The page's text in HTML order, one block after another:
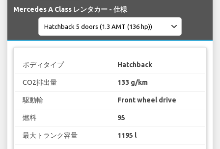
Mercedes A Class レンタカー - 仕様
ボディタイプ Hatchback
CO2排出量 133 g/km
駆動輪 Front wheel drive
燃料 95
最大トランク容量 1195 l